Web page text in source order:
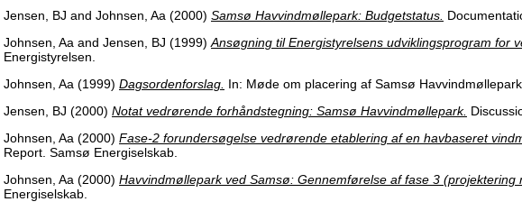
Jensen, BJ and Johnsen, Aa (2000) Samsø Havvindmøllepark: Budgetstatus.
Johnsen, Aa and Jensen, BJ (1999) Ansøgning til Energistyrelsens udviklingsprogram for
Energistyrelsen.
Johnsen, Aa (1999) Dagsordenforslag. In: Møde om placering af Samsø
Jensen, BJ (2000) Notat vedrørende forhåndstegning: Samsø Havvindmøllepark.
Johnsen, Aa (2000) Fase-2 forundersøgelse vedrørende etablering af en havbaseret
Report. Samsø Energiselskab.
Johnsen, Aa (2000) Havvindmøllepark ved Samsø: Gennemførelse af fase 3 (projektering
Energiselskab.